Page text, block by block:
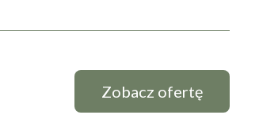
Zobacz ofertę